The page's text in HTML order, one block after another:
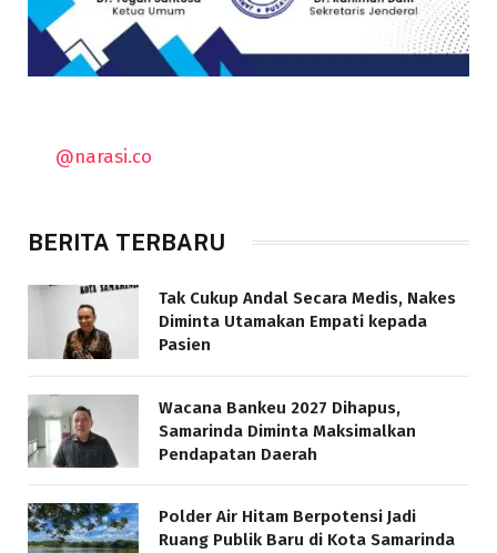
@narasi.co
BERITA TERBARU
Tak Cukup Andal Secara Medis, Nakes
Diminta Utamakan Empati kepada
Pasien
Wacana Bankeu 2027 Dihapus,
Samarinda Diminta Maksimalkan
Pendapatan Daerah
Polder Air Hitam Berpotensi Jadi
Ruang Publik Baru di Kota Samarinda